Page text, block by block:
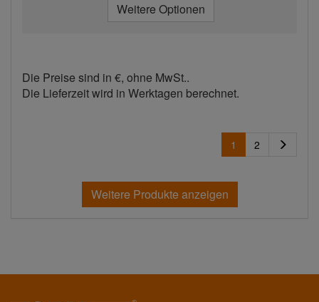
Weitere Optionen
Die Preise sind in €, ohne MwSt..
Die Lieferzeit wird in Werktagen berechnet.
1 2
Weitere Produkte anzeigen